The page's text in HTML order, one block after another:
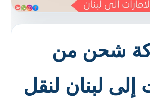
شحن من
إلى لبنان لنقل